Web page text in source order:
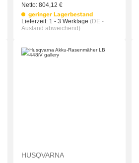
Netto: 804,12 €
geringer Lagerbestand
Lieferzeit: 1 - 3 Werktage (DE -
Ausland abweichend)
HUSQVARNA